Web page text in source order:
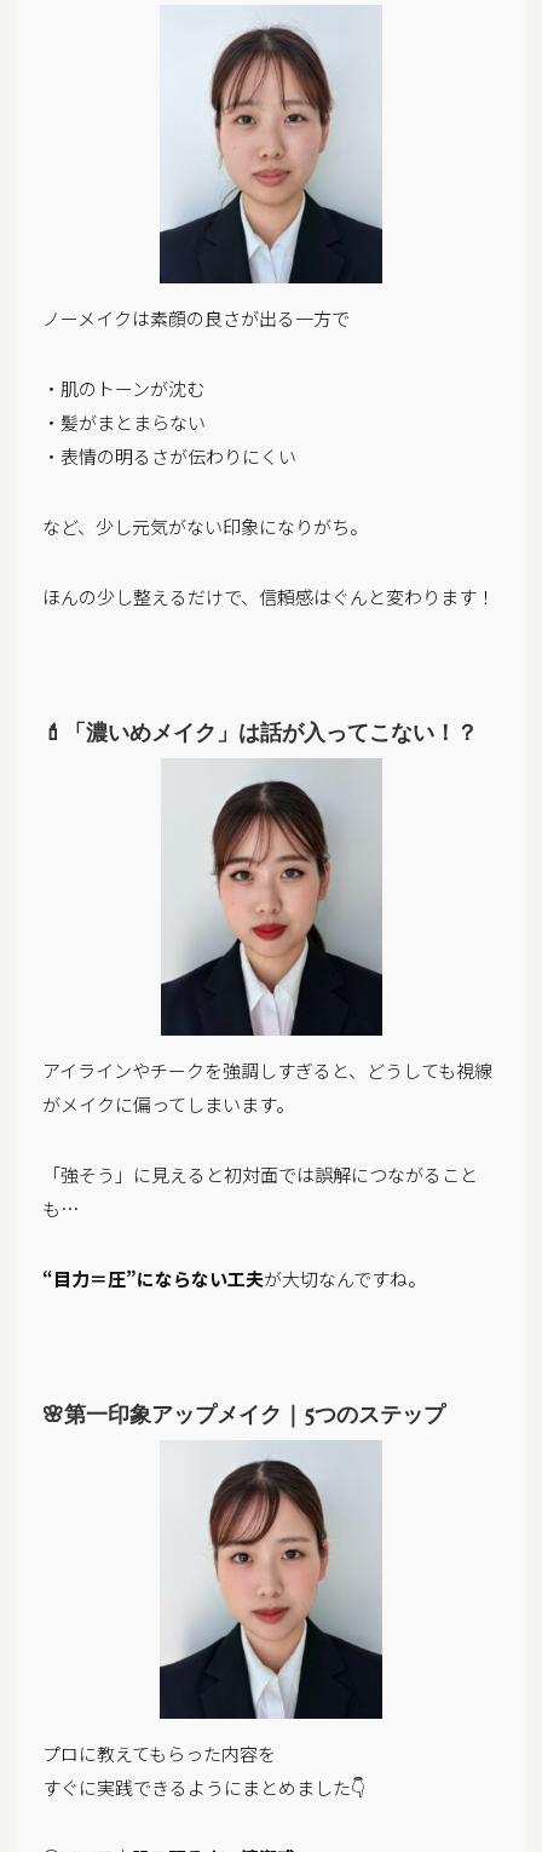
ノーメイクは素顔の良さが出る一方で
・肌のトーンが沈む
・髪がまとまらない
・表情の明るさが伝わりにくい
など、少し元気がない印象になりがち。
ほんの少し整えるだけで、信頼感はぐんと変わります！
💄「濃いめメイク」は話が入ってこない！？
アイラインやチークを強調しすぎると、どうしても視線
がメイクに偏ってしまいます。
「強そう」に見えると初対面では誤解につながること
も…
“目力＝圧”にならない工夫が大切なんですね。
🌸第一印象アップメイク｜5つのステップ
プロに教えてもらった内容を
すぐに実践できるようにまとめました👇